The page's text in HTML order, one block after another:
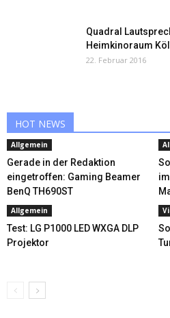
Quadral
Heimkinoraum
22. Februar 2016
HOT NEWS
Allgemein
Gerade in der Redaktion
eingetroffen: Gaming Beamer
BenQ TH690ST
Allgemein
Test: LG P1000 LED WXGA DLP
Projektor